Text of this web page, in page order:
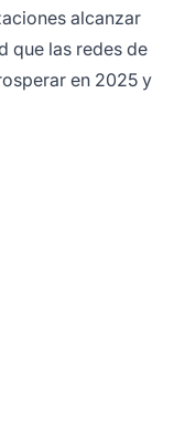
alcanzar
que las redes de
en 2025 y